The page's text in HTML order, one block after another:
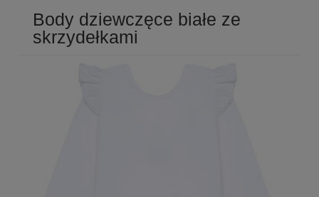
Body dziewczęce białe ze
skrzydełkami